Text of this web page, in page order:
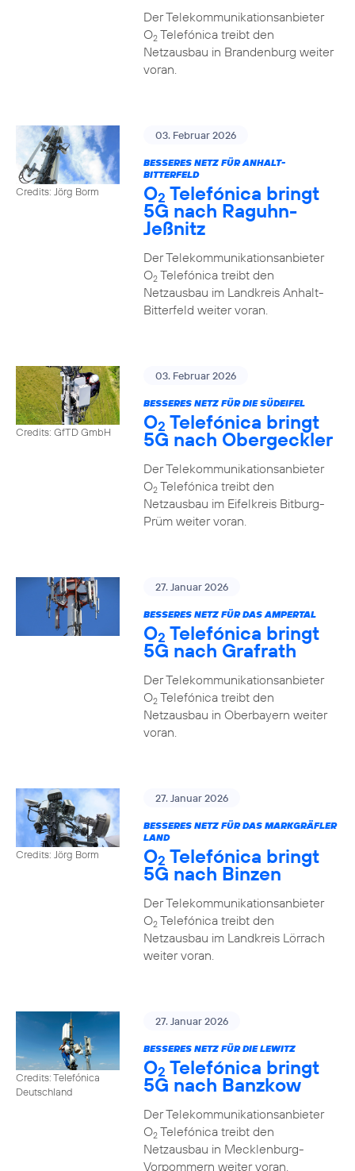
Der Telekommunikationsanbieter
O2Telefónica treibt den
Netzausbau in Brandenburg weiter
voran.
Credits: Jörg Borm
03. Februar 2026
BESSERES NETZ FÜR ANHALT-
BITTERFELD
O2 Telefónica bringt
5G nach Raguhn-
Jeßnitz
Der Telekommunikationsanbieter
O2Telefónica treibt den
Netzausbau im Landkreis Anhalt-
Bitterfeld weiter voran.
Credits: GfTD GmbH
03. Februar 2026
BESSERES NETZ FÜR DIE SÜDEIFEL
O2 Telefónica bringt
5G nach Obergeckler
Der Telekommunikationsanbieter
O2Telefónica treibt den
Netzausbau im Eifelkreis Bitburg-
Prüm weiter voran.
27. Januar 2026
BESSERES NETZ FÜR DAS AMPERTAL
O2 Telefónica bringt
5G nach Grafrath
Der Telekommunikationsanbieter
O2Telefónica treibt den
Netzausbau in Oberbayern weiter
voran.
Credits: Jörg Borm
27. Januar 2026
BESSERES NETZ FÜR DAS MARKGRÄFLER
LAND
O2 Telefónica bringt
5G nach Binzen
Der Telekommunikationsanbieter
O2Telefónica treibt den
Netzausbau im Landkreis Lörrach
weiter voran.
Credits: Telefónica
Deutschland
27. Januar 2026
BESSERES NETZ FÜR DIE LEWITZ
O2 Telefónica bringt
5G nach Banzkow
Der Telekommunikationsanbieter
O2Telefónica treibt den
Netzausbau in Mecklenburg-
Vorpommern weiter voran.